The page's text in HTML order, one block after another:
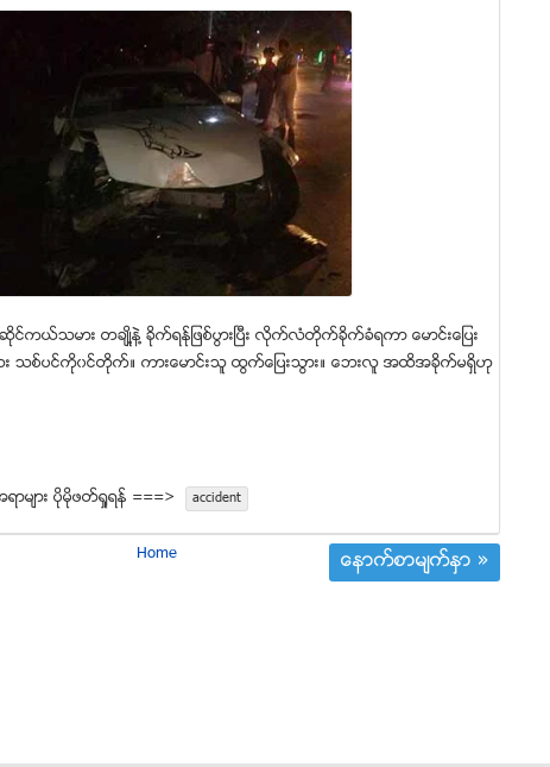
င္ကယ္သမား တခ်ဳိ႔နဲ႔ ခိုက္ရန္ုျဖစ္ပြားၿပီး လိုက္လံတိုက္ခိုက္ခံရကာ ေမာင္းေျပး
သစ္ပင္ကို၀င္တိုက္။ ကားေမာင္းသူ ထြက္ေျပးသြား။ ေဘးလူ အထိအခိုက္မရွိဟု
မ်ား ပုိမုိဖတ္ရႈရန္ ===>
accident
Home ေနာက္စာမ်က္ႏွာ »